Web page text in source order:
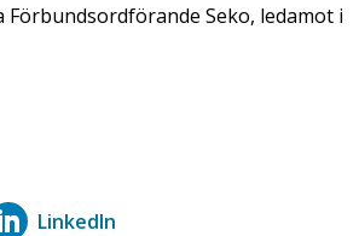
Förbundsordförande Seko, ledamot i
LinkedIn